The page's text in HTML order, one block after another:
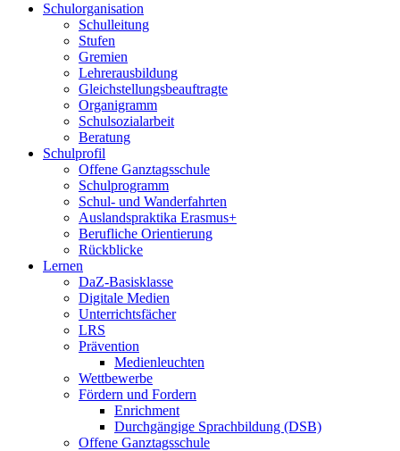
Schulorganisation
Schulleitung
Stufen
Gremien
Lehrerausbildung
Gleichstellungsbeauftragte
Organigramm
Schulsozialarbeit
Beratung
Schulprofil
Offene Ganztagsschule
Schulprogramm
Schul- und Wanderfahrten
Auslandspraktika Erasmus+
Berufliche Orientierung
Rückblicke
Lernen
DaZ-Basisklasse
Digitale Medien
Unterrichtsfächer
LRS
Prävention
Medienleuchten
Wettbewerbe
Fördern und Fordern
Enrichment
Durchgängige Sprachbildung (DSB)
Offene Ganztagsschule